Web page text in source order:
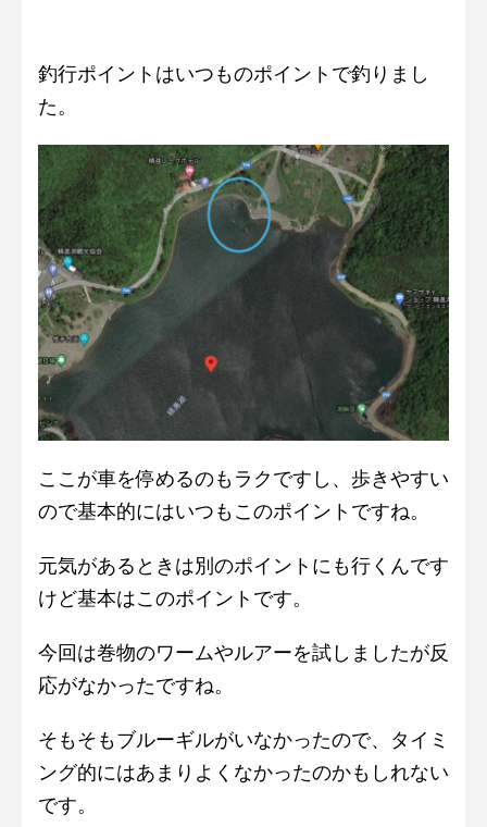
釣行ポイントはいつものポイントで釣りまし
た。
ここが車を停めるのもラクですし、歩きやすい
ので基本的にはいつもこのポイントですね。
元気があるときは別のポイントにも行くんです
けど基本はこのポイントです。
今回は巻物のワームやルアーを試しましたが反
応がなかったですね。
そもそもブルーギルがいなかったので、タイミ
ング的にはあまりよくなかったのかもしれない
です。